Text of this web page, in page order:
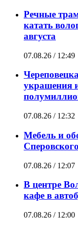
Речные
катать
августа
07.08.26 / 12:49
украшения
07.08.26 / 12:32
Мебель и
07.08.26 / 12:07
В центре
кафе в
07.08.26 / 12:00